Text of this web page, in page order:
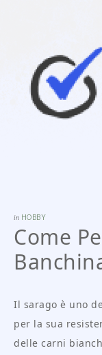
in HOBBY
Come
Il sarago è uno
per la sua
delle carni